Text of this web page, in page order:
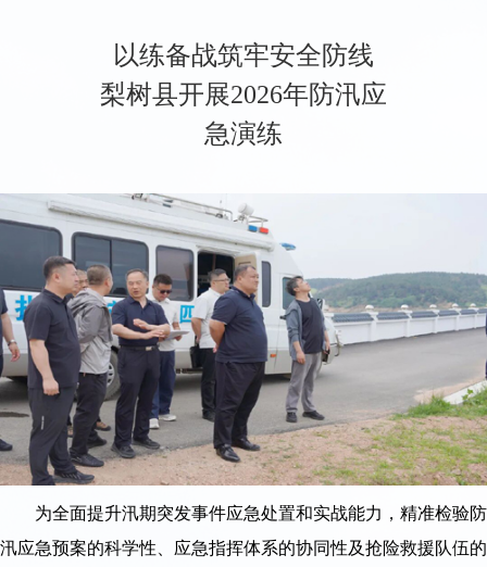
以练备战筑牢安全防线
梨树县开展2026年防汛应
急演练
为全面提升汛期突发事件应急处置和实战能力，精准检验防
汛应急预案的科学性、应急指挥体系的协同性及抢险救援队伍的